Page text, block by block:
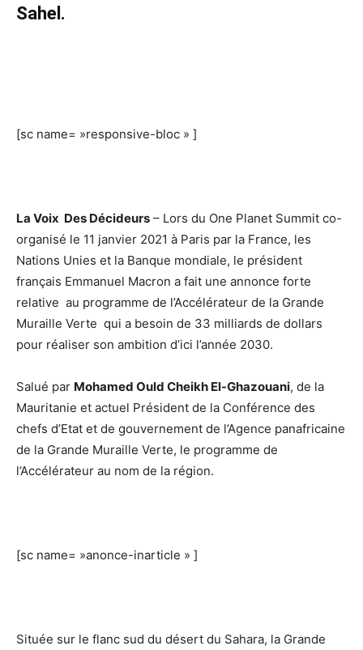
Sahel.
[sc name= »responsive-bloc » ]
La Voix Des Décideurs – Lors du One Planet Summit co-
organisé le 11 janvier 2021 à Paris par la France, les
Nations Unies et la Banque mondiale, le président
français Emmanuel Macron a fait une annonce forte
relative au programme de l’Accélérateur de la Grande
Muraille Verte qui a besoin de 33 milliards de dollars
pour réaliser son ambition d’ici l’année 2030.
Salué par Mohamed Ould Cheikh El-Ghazouani, de la
Mauritanie et actuel Président de la Conférence des
chefs d’Etat et de gouvernement de l’Agence panafricaine
de la Grande Muraille Verte, le programme de
l’Accélérateur au nom de la région.
[sc name= »anonce-inarticle » ]
Située sur le flanc sud du désert du Sahara, la Grande